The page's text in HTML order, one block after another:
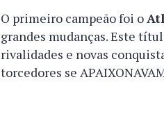
O primeiro campeão foi o
grandes mudanças. Este
rivalidades e novas
torcedores se